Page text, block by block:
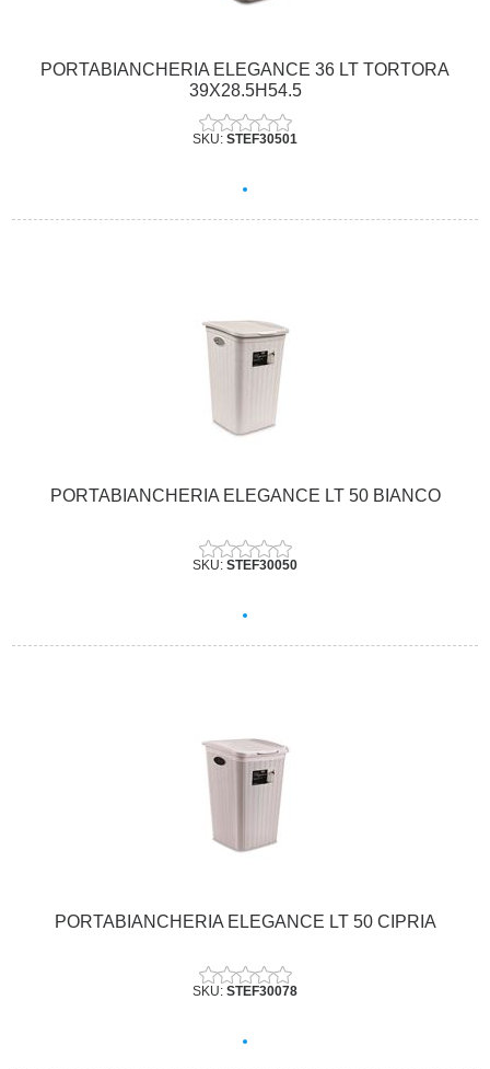
PORTABIANCHERIA ELEGANCE 36 LT TORTORA
39X28.5H54.5
SKU: STEF30501
PORTABIANCHERIA ELEGANCE LT 50 BIANCO
SKU: STEF30050
PORTABIANCHERIA ELEGANCE LT 50 CIPRIA
SKU: STEF30078